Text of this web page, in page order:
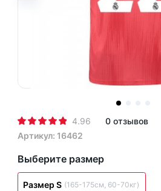
4.96
0 отзывов
Артикул: 16462
Выберите размер
Размер S (165-175см, 60-70кг)